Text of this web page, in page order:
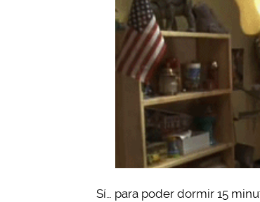
Sí… para poder dormir 15